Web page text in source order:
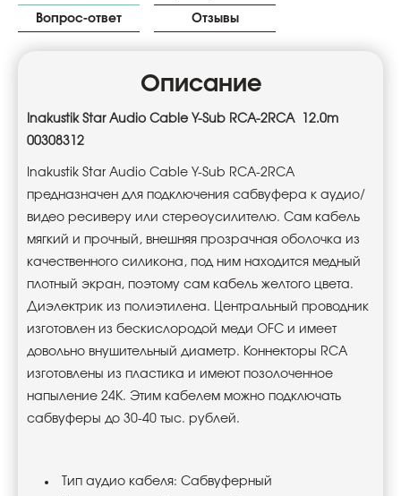
Вопрос-ответ Отзывы
Описание
Inakustik Star Audio Cable Y-Sub RCA-2RCA 12.0m
00308312
Inakustik Star Audio Cable Y-Sub RCA-2RCA
предназначен для подключения сабвуфера к аудио/
видео ресиверу или стереоусилителю. Сам кабель
мягкий и прочный, внешняя прозрачная оболочка из
качественного силикона, под ним находится медный
плотный экран, поэтому сам кабель желтого цвета.
Диэлектрик из полиэтилена. Центральный проводник
изготовлен из бескислородой меди OFC и имеет
довольно внушительный диаметр. Коннекторы RCA
изготовлены из пластика и имеют позолоченное
напыление 24К. Этим кабелем можно подключать
сабвуферы до 30-40 тыс. рублей.
Тип аудио кабеля: Сабвуферный